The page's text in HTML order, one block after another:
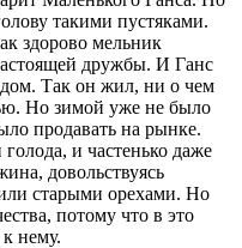
такими пустяками.
здорово мельник
дружбы. И Ганс
Так он жил, ни о чем
Но зимой уже не было
продавать на рынке.
и частенько даже
довольствуясь
старыми орехами. Но
потому что в это
нему.